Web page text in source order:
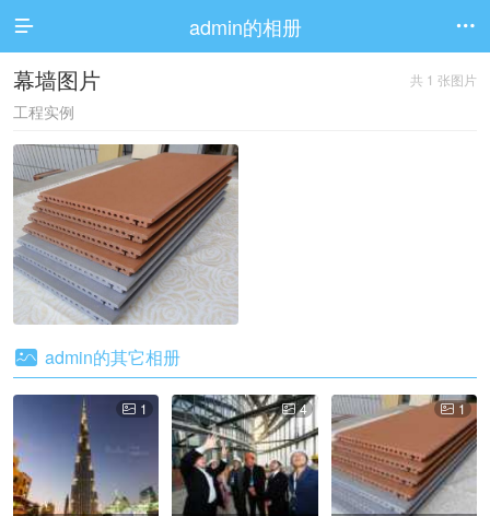
 admin的相册 
共 1 张图片
幕墙图片
工程实例
 admin的其它相册
 1  4  1